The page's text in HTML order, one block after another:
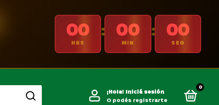
00
HRS
: 00
MIN
: 00
SEG
¡Hola! Iniciá sesión
O podés registrarte
0